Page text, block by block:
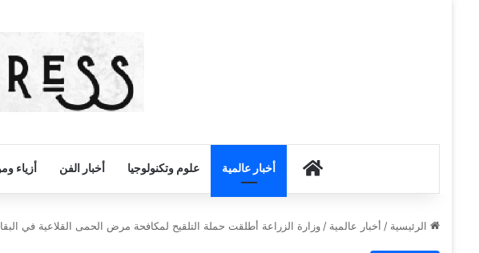
أخبار الكويت
أخبار عالمية علوم وتكنولوجيا أخبار الفن أزياء
الرئيسية / أخبار عالمية / وزارة الزراعة أطلقت حملة التلقيح لمكافحة مرض الحمى القلاعية في